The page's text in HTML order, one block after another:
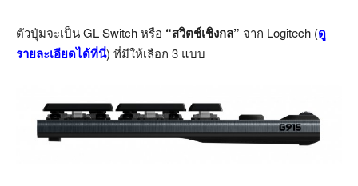
ตัวปุ่มจะเป็น GL Switch หรือ “สวิตช์เชิงกล” จาก Logitech (ดู
รายละเอียดได้ที่นี่) ที่มีให้เลือก 3 แบบ